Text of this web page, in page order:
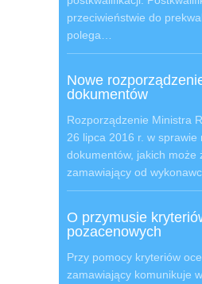
przeciwieństwie do
polega…
Nowe
dokumentów
Rozporządzenie Ministra
26 lipca 2016 r. w sprawie
dokumentów, jakich może
zamawiający od
O przymusie
pozacenowych
Przy pomocy kryteriów
zamawiający komunikuje